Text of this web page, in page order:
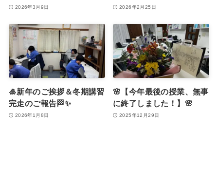
2026年3月9日 2026年2月25日
🎍新年のご挨拶＆冬期講習
完走のご報告🏁✨
2026年1月8日
🌸【今年最後の授業、無事
に終了しました！】🌸
2025年12月29日